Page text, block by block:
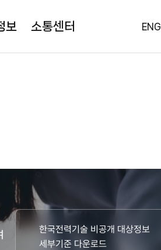
보 소통센터 ENG
한국전력기술 비공개 대상정보
세부기준 다운로드